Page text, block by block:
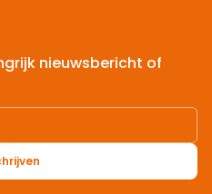
nieuwsbericht of